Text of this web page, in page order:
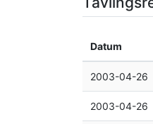
Datum
2003-04-26
2003-04-26